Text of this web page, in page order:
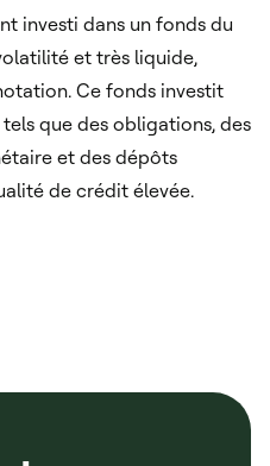
investi dans un fonds du
et très liquide,
Ce fonds investit
que des obligations, des
et des dépôts
de crédit élevée.